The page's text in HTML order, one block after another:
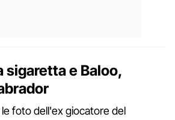
sigaretta e Baloo,
le foto dell'ex giocatore del